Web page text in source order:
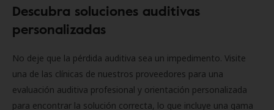
Descubra soluciones auditivas
personalizadas
No deje que la pérdida auditiva sea un impedimento. Visite
una de las clínicas de nuestros proveedores para una
evaluación auditiva profesional y orientación personalizada
para encontrar la solución correcta, lo que incluye una gama